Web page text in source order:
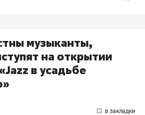
музыканты,
на открытии
в усадьбе